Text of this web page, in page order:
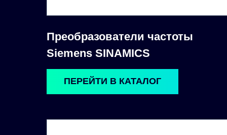
Преобразователи частоты
Siemens SINAMICS
ПЕРЕЙТИ В КАТАЛОГ